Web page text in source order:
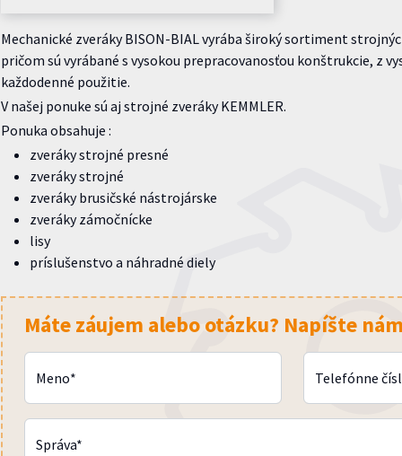
Mechanické zveráky BISON-BIAL vyrába široký sortiment
pričom sú vyrábané s vysokou prepracovanosťou konštrukcie, z
každodenné použitie.
V našej ponuke sú aj strojné zveráky KEMMLER.
Ponuka obsahuje :
zveráky strojné presné
zveráky strojné
zveráky brusičské nástrojárske
zveráky zámočnícke
lisy
príslušenstvo a náhradné diely
Máte záujem alebo otázku? Napíšte
Meno* Telefónne
Správa*